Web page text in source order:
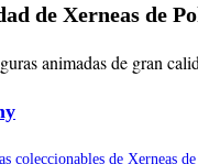
de Xerneas de
animadas de gran